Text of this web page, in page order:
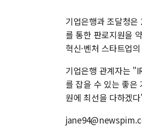
기업은행과 조달청
를 통한 판로지원을
혁신·벤처 스타트업
기업은행 관계자는
를 잡을 수 있는 좋은
원에 최선을 다하겠